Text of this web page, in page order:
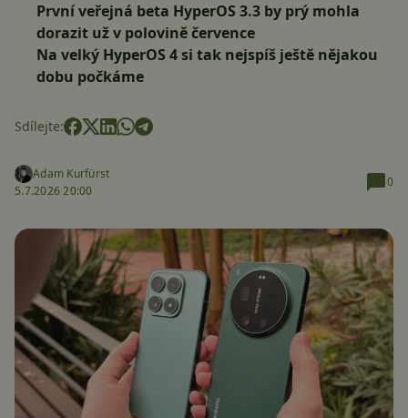
První veřejná beta HyperOS 3.3 by prý mohla
dorazit už v polovině července
Na velký HyperOS 4 si tak nejspíš ještě nějakou
dobu počkáme
Sdílejte:
Adam Kurfürst
5.7.2026 20:00
0